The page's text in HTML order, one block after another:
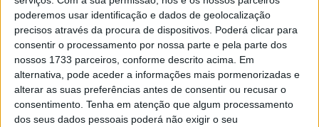
poderemos usar identificação e dados de geolocalização
precisos através da procura de dispositivos. Poderá clicar para
consentir o processamento por nossa parte e pela parte dos
nossos 1733 parceiros, conforme descrito acima. Em
alternativa, pode aceder a informações mais pormenorizadas e
alterar as suas preferências antes de consentir ou recusar o
consentimento. Tenha em atenção que algum processamento
dos seus dados pessoais poderá não exigir o seu
2 JUNHO, 2026
🔊 Ouvir artigo
A Yamaha Racing já esteve a fazer o shakedown da sua